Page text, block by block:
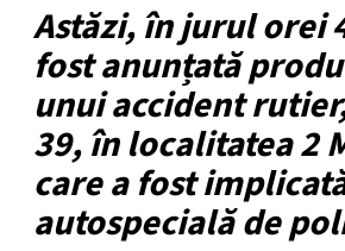
Astăzi, în jurul orei
fost anunțată
unui accident
39, în localitatea 2
care a fost
autospecială de